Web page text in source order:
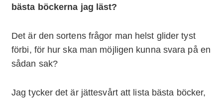
bästa böckerna jag läst?
Det är den sortens frågor man helst glider tyst
förbi, för hur ska man möjligen kunna svara på en
sådan sak?
Jag tycker det är jättesvårt att lista bästa böcker,